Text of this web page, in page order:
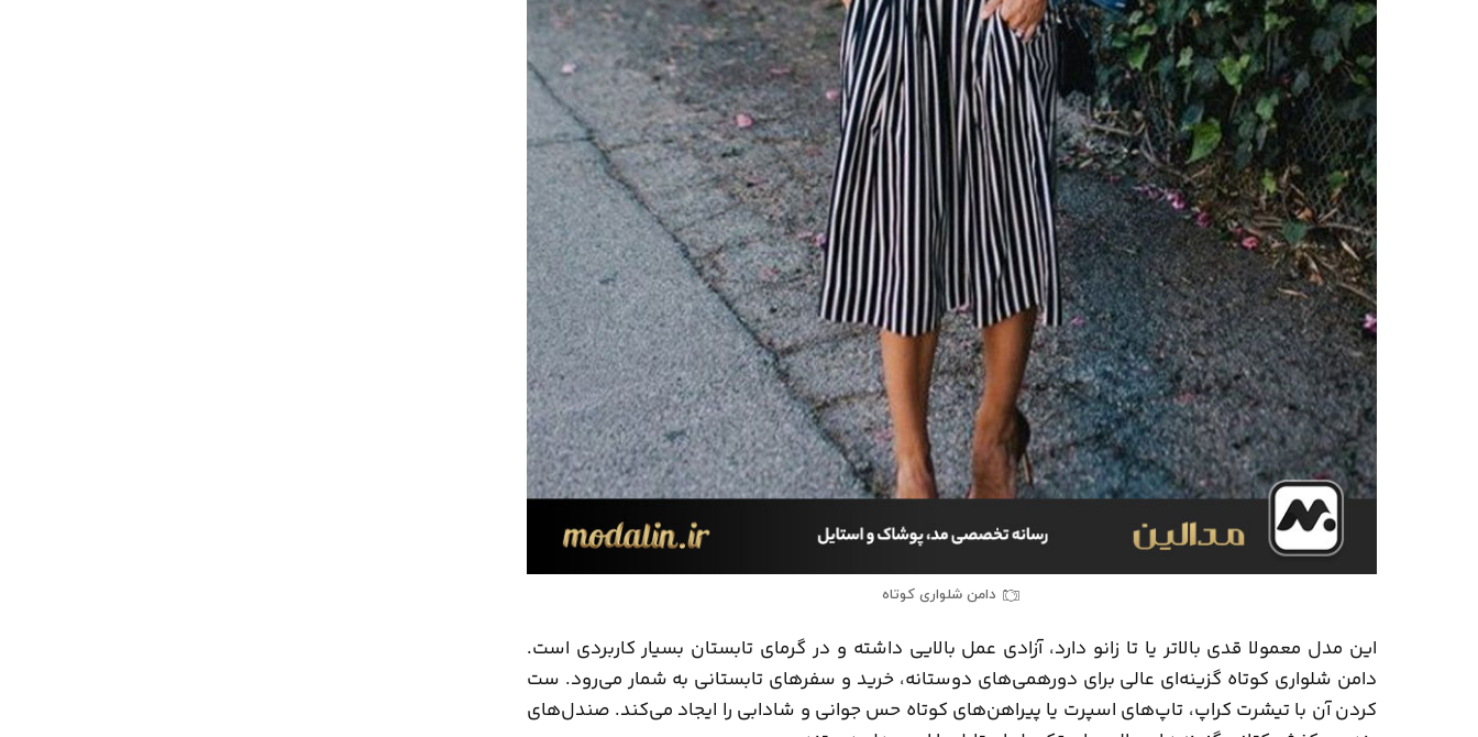
دامن شلواری کوتاه
این مدل معمولا قدی بالاتر یا تا زانو دارد، آزادی عمل بالایی داشته و در گرمای تابستان بسیار کاربردی است.
دامن شلواری کوتاه گزینه‌ای عالی برای دورهمی‌های دوستانه، خرید و سفرهای تابستانی به شمار می‌رود. ست
کردن آن با تیشرت کراپ، تاپ‌های اسپرت یا پیراهن‌های کوتاه حس جوانی و شادابی را ایجاد می‌کند. صندل‌های